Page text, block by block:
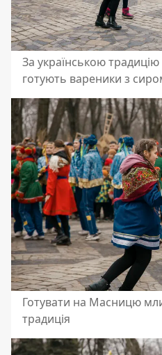
За українською
готують вареники з
Готувати на Масницю
традиція